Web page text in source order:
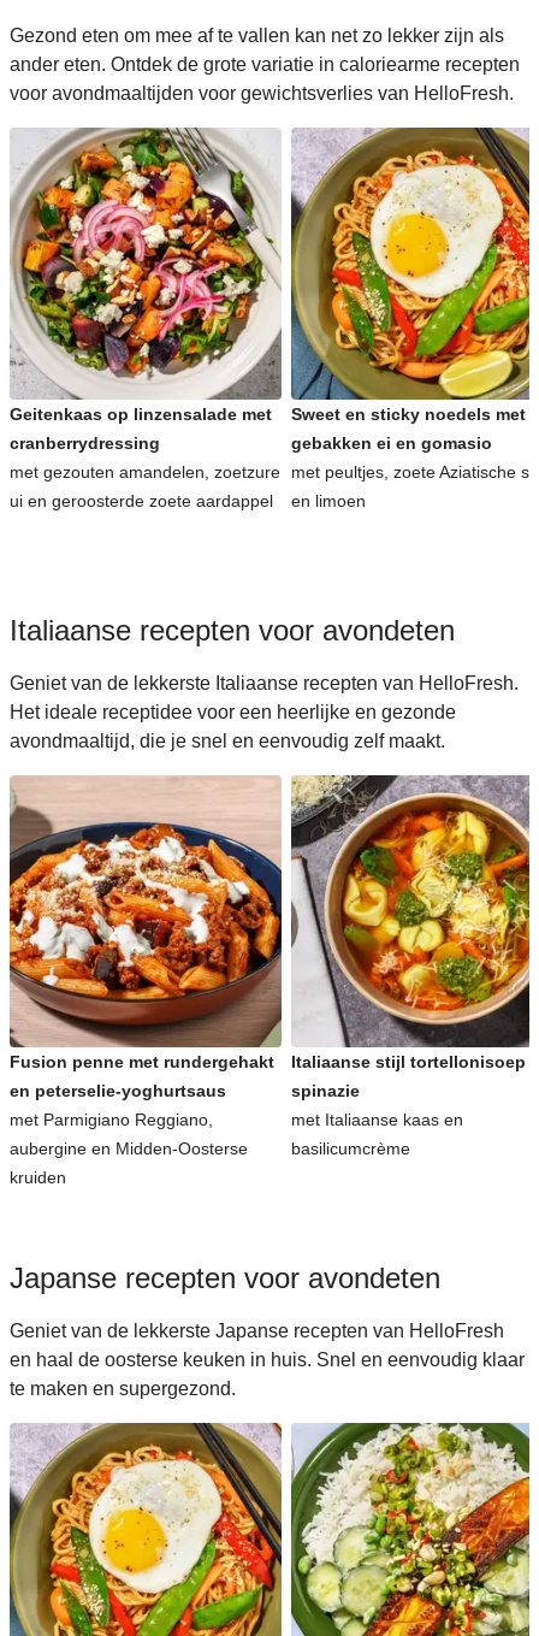
Gezond eten om mee af te vallen kan net zo lekker zijn als
ander eten. Ontdek de grote variatie in caloriearme recepten
voor avondmaaltijden voor gewichtsverlies van HelloFresh.
Geitenkaas op linzensalade met
cranberrydressing
met gezouten amandelen, zoetzure
ui en geroosterde zoete aardappel
Sweet en sticky noedels met
gebakken ei en gomasio
met peultjes, zoete Aziatische
en limoen
Italiaanse recepten voor avondeten
Geniet van de lekkerste Italiaanse recepten van HelloFresh.
Het ideale receptidee voor een heerlijke en gezonde
avondmaaltijd, die je snel en eenvoudig zelf maakt.
Fusion penne met rundergehakt
en peterselie-yoghurtsaus
met Parmigiano Reggiano,
aubergine en Midden-Oosterse
kruiden
Italiaanse stijl tortellonisoep
spinazie
met Italiaanse kaas en
basilicumcrème
Japanse recepten voor avondeten
Geniet van de lekkerste Japanse recepten van HelloFresh
en haal de oosterse keuken in huis. Snel en eenvoudig klaar
te maken en supergezond.